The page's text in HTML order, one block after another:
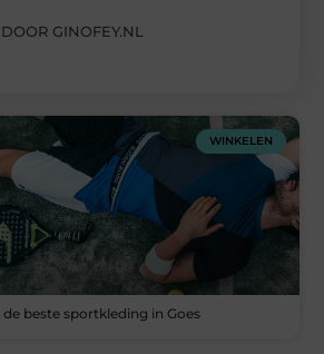
GINOFEY.NL
WINKELEN
beste sportkleding in Goes